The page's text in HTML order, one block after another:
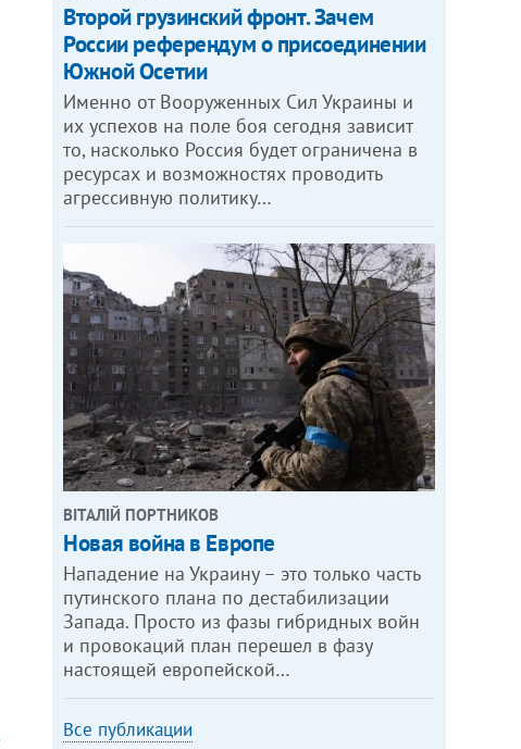
Второй грузинский фронт. Зачем
России референдум о присоединении
Южной Осетии
Именно от Вооруженных Сил Украины и
их успехов на поле боя сегодня зависит
то, насколько Россия будет ограничена в
ресурсах и возможностях проводить
агрессивную политику…
ВІТАЛІЙ ПОРТНИКОВ
Новая война в Европе
Нападение на Украину – это только часть
путинского плана по дестабилизации
Запада. Просто из фазы гибридных войн
и провокаций план перешел в фазу
настоящей европейской…
Все публикации